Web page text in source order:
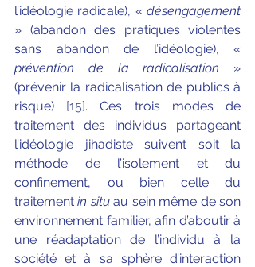
l’idéologie radicale), « désengagement
» (abandon des pratiques violentes
prévention de la radicalisation »
(prévenir la radicalisation de publics à
risque) [15]. Ces trois modes de
traitement des individus partageant
l’idéologie jihadiste suivent soit la
méthode de l’isolement et du
confinement, ou bien celle du
traitement in situ au sein même de son
environnement familier, afin d’aboutir à
une réadaptation de l’individu à la
société et à sa sphère d’interaction